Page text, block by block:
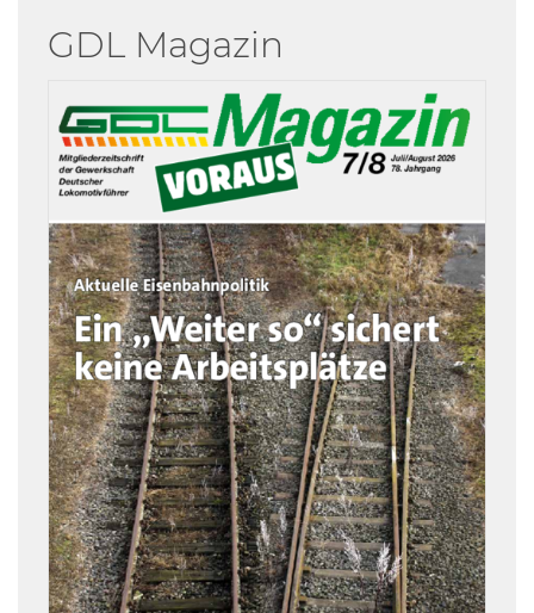
GDL Magazin